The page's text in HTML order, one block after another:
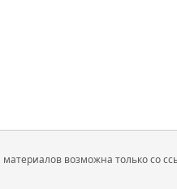
возможна только со